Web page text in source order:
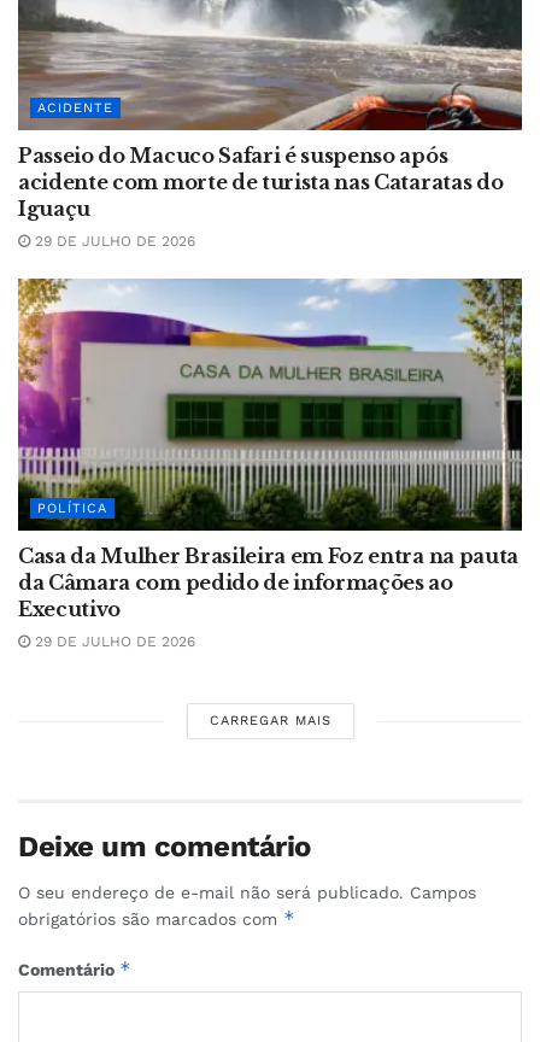
ACIDENTE
Passeio do Macuco Safari é suspenso após
acidente com morte de turista nas Cataratas do
Iguaçu
29 DE JULHO DE 2026
POLÍTICA
Casa da Mulher Brasileira em Foz entra na pauta
da Câmara com pedido de informações ao
Executivo
29 DE JULHO DE 2026
CARREGAR MAIS
Deixe um comentário
O seu endereço de e-mail não será publicado. Campos
obrigatórios são marcados com *
Comentário *